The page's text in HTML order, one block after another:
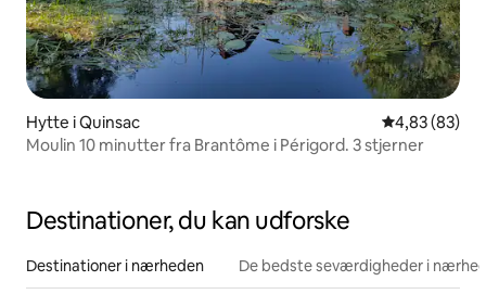
Hytte i Quinsac 4,83 ud af 5 i
4,83 (83)
Moulin 10 minutter fra Brantôme i Périgord. 3 stjerner
Destinationer, du kan udforske
Destinationer i nærheden De bedste seværdigheder i